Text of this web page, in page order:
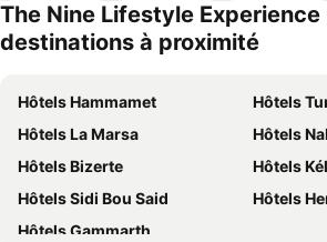
The Nine Lifestyle Experience
destinations à proximité
Hôtels Hammamet
Hôtels
Hôtels La Marsa
Hôtels
Hôtels Bizerte
Hôtels
Hôtels Sidi Bou Said
Hôtels
Hôtels Gammarth